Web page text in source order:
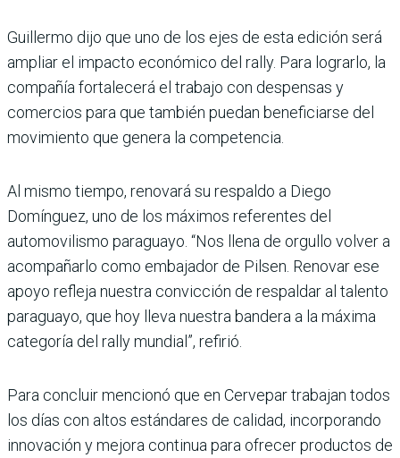
Guillermo dijo que uno de los ejes de esta edición será
ampliar el impacto económico del rally. Para lograrlo, la
compañía fortalecerá el trabajo con despensas y
comercios para que también puedan beneficiarse del
movimiento que genera la competencia.
Al mismo tiempo, renovará su respaldo a Diego
Domínguez, uno de los máximos referentes del
automovilismo paraguayo. “Nos llena de orgullo volver a
acompañarlo como embajador de Pilsen. Renovar ese
apoyo refleja nuestra convicción de respaldar al talento
paraguayo, que hoy lleva nuestra bandera a la máxima
categoría del rally mundial”, refirió.
Para concluir mencionó que en Cervepar trabajan todos
los días con altos estándares de calidad, incorporando
innovación y mejora continua para ofrecer productos de